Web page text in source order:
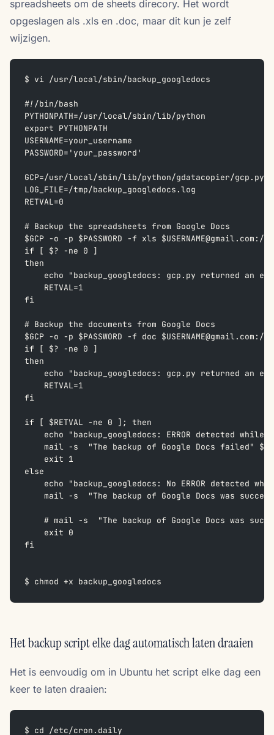
spreadsheets om de sheets direcory. Het wordt
opgeslagen als .xls en .doc, maar dit kun je zelf
wijzigen.
$ vi /usr/local/sbin/backup_googledocs
#!/bin/bash
PYTHONPATH=/usr/local/sbin/lib/python
export PYTHONPATH
USERNAME=your_username
PASSWORD='your_password'
GCP=/usr/local/sbin/lib/python/gdatacopier/gcp.py
LOG_FILE=/tmp/backup_googledocs.log
RETVAL=0
# Backup the spreadsheets from Google Docs
$GCP -o -p $PASSWORD -f xls
if [ $? -ne 0 ]
then
echo "backup_googledocs: gcp.py returned an
    RETVAL=1
fi
# Backup the documents from Google Docs
$GCP -o -p $PASSWORD -f doc
if [ $? -ne 0 ]
then
echo "backup_googledocs: gcp.py returned an
    RETVAL=1
fi
if [ $RETVAL -ne 0 ]; then
echo "backup_googledocs: ERROR detected while
mail -s  "The backup of Google Docs failed"
    exit 1
else
echo "backup_googledocs: No ERROR detected
mail -s  "The backup of Google Docs was
# mail -s  "The backup of Google Docs was
    exit 0
fi
$ chmod +x backup_googledocs
Het backup script elke dag automatisch laten draaien
Het is eenvoudig om in Ubuntu het script elke dag een
keer te laten draaien:
$ cd /etc/cron.daily